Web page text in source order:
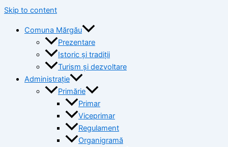
Skip to content
Comuna Mărgău
Prezentare
Istoric și tradiții
Turism și dezvoltare
Administrație
Primărie
Primar
Viceprimar
Regulament
Organigramă